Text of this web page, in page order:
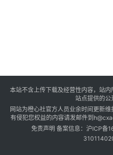
本站不含上传下载及经营性内容，站内
站点提供的公
网站为橙心社官方人员业余时间更新
有侵犯您权益的内容请发邮件到
免责声明 备案信息： 沪ICP备